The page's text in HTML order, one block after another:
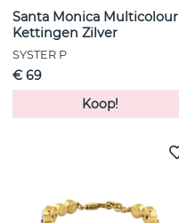
Santa Monica Multicolour
Kettingen Zilver
SYSTER P
€ 69
Koop!